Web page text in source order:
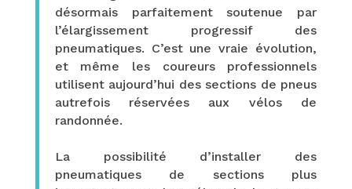
désormais parfaitement soutenue par
l’élargissement progressif des
pneumatiques. C’est une vraie évolution,
et même les coureurs professionnels
utilisent aujourd’hui des sections de pneus
autrefois réservées aux vélos de
randonnée.
La possibilité d’installer des
pneumatiques de sections plus